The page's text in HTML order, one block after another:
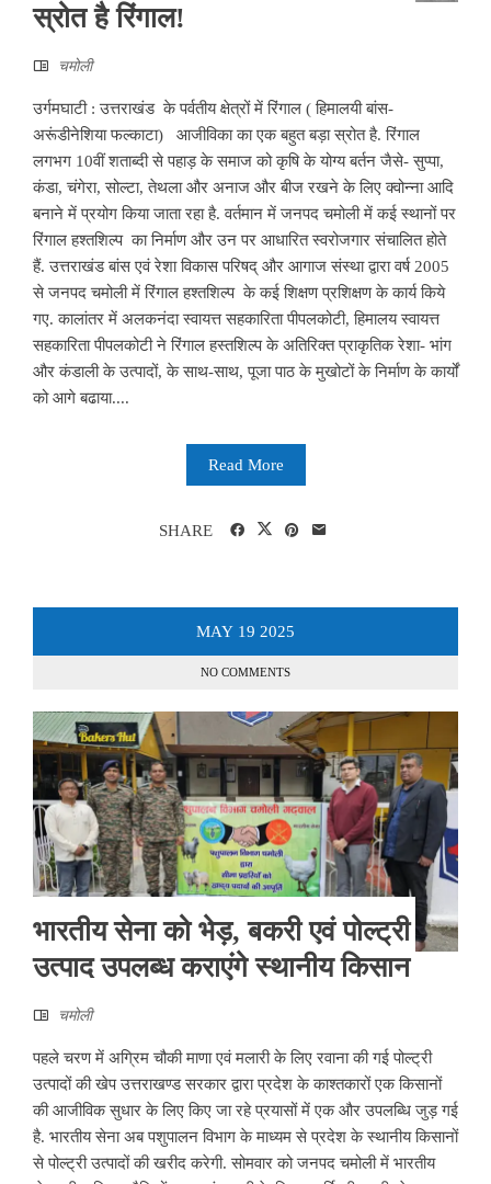
स्रोत है रिंगाल!
चमोली
उर्गमघाटी : उत्तराखंड के पर्वतीय क्षेत्रों में रिंगाल ( हिमालयी बांस-
अरूंडीनेशिया फल्काटा) आजीविका का एक बहुत बड़ा स्रोत है. रिंगाल
लगभग 10वीं शताब्दी से पहाड़ के समाज को कृषि के योग्य बर्तन जैसे- सुप्पा,
कंडा, चंगेरा, सोल्टा, तेथला और अनाज और बीज रखने के लिए क्वोन्ना आदि
बनाने में प्रयोग किया जाता रहा है. वर्तमान में जनपद चमोली में कई स्थानों पर
रिंगाल हश्तशिल्प का निर्माण और उन पर आधारित स्वरोजगार संचालित होते
हैं. उत्तराखंड बांस एवं रेशा विकास परिषद् और आगाज संस्था द्वारा वर्ष 2005
से जनपद चमोली में रिंगाल हश्तशिल्प के कई शिक्षण प्रशिक्षण के कार्य किये
गए. कालांतर में अलकनंदा स्वायत्त सहकारिता पीपलकोटी, हिमालय स्वायत्त
सहकारिता पीपलकोटी ने रिंगाल हस्तशिल्प के अतिरिक्त प्राकृतिक रेशा- भांग
और कंडाली के उत्पादों, के साथ-साथ, पूजा पाठ के मुखोटों के निर्माण के कार्यों
को आगे बढाया....
Read More
SHARE
MAY 19 2025
NO COMMENTS
भारतीय सेना को भेड़, बकरी एवं पोल्ट्री
उत्पाद उपलब्ध कराएंगे स्थानीय किसान
चमोली
पहले चरण में अग्रिम चौकी माणा एवं मलारी के लिए रवाना की गई पोल्ट्री
उत्पादों की खेप उत्तराखण्ड सरकार द्वारा प्रदेश के काश्तकारों एक किसानों
की आजीविक सुधार के लिए किए जा रहे प्रयासों में एक और उपलब्धि जुड़ गई
है. भारतीय सेना अब पशुपालन विभाग के माध्यम से प्रदेश के स्थानीय किसानों
से पोल्ट्री उत्पादों की खरीद करेगी. सोमवार को जनपद चमोली में भारतीय